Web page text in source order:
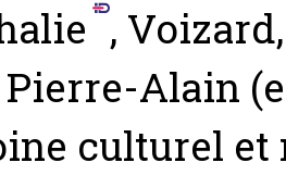
,
Pierre-Alain
culturel et